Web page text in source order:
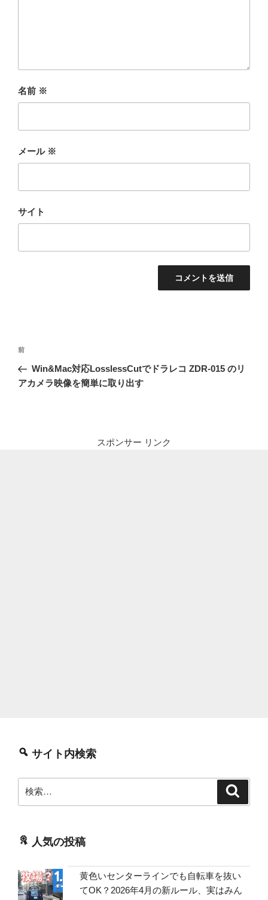
名前 ※
メール ※
サイト
投
ナ
前
の
投
前
Win&Mac対応LosslessCutでドラレコ ZDR-015 のリ
アカメラ映像を簡単に取り出す
スポンサー リンク
サイト内検索
索:
人気の投稿
黄色いセンターラインでも自転車を抜い
てOK？2026年4月の新ルール、実はみん